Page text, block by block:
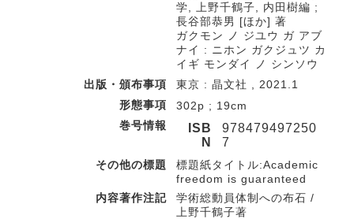
学, 上野千鶴子, 内田樹編 ;
長谷部恭男 [ほか] 著
ガクモン ノ ジユウ ガ アブ
ナイ : ニホン ガクジュツ カ
イギ モンダイ ノ シンソウ
出版・頒布事項
東京 : 晶文社 , 2021.1
形態事項
302p ; 19cm
巻号情報
ISB
N
978479497250
7
その他の標題
標題紙タイトル:Academic
freedom is guaranteed
内容著作注記
学術総動員体制への布石 /
上野千鶴子著